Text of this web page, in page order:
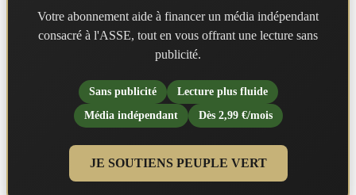
Votre abonnement aide à financer un média indépendant
consacré à l'ASSE, tout en vous offrant une lecture sans
publicité.
Sans publicité
Lecture plus fluide
Média indépendant
Dès 2,99 €/mois
JE SOUTIENS PEUPLE VERT